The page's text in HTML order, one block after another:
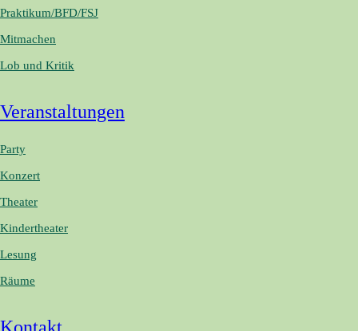
Praktikum/BFD/FSJ
Mitmachen
Lob und Kritik
Veranstaltungen
Party
Konzert
Theater
Kindertheater
Lesung
Räume